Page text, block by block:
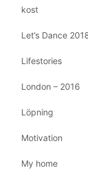
kost
Let’s Dance
Lifestories
London – 2016
Löpning
Motivation
My home